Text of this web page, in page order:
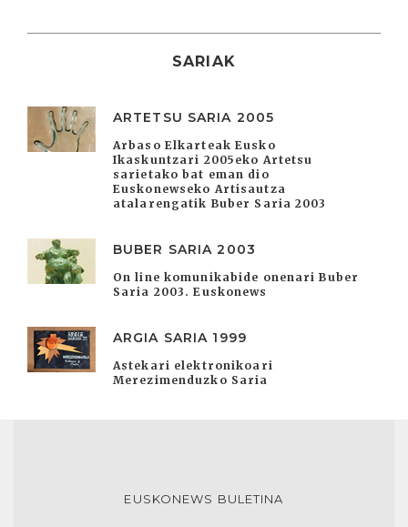
SARIAK
ARTETSU SARIA 2005
Arbaso Elkarteak Eusko
Ikaskuntzari 2005eko Artetsu
sarietako bat eman dio
Euskonewseko Artisautza
atalarengatik Buber Saria 2003
BUBER SARIA 2003
On line komunikabide onenari Buber
Saria 2003. Euskonews
ARGIA SARIA 1999
Astekari elektronikoari
Merezimenduzko Saria
EUSKONEWS BULETINA